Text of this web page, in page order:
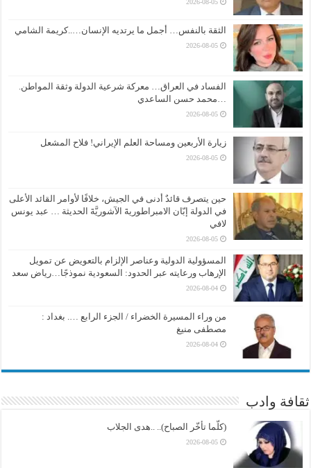
الثقة بالنفس… أجمل ما يرتديه الإنسان…..كريمة الشامي
2026-08-05
الفساد في العراق… معركة شرعية الدولة وثقة المواطن.
…محمد حسن الساعدي
2026-08-05
زيارة الأربعين ومساحة العلم الإيراني! فلاح المشعل
2026-08-05
حين يتصرف قائدٌ أدنى في الجيش، خلافًا لأوامر القائد الأعلى
في الدولة إبّان الامبراطوريةَ الآشوريَّةَ الحديثة … عبد يونس
لافي
2026-08-05
المسؤولية الدولية وعناصر الإلزام بالتعويض عن تمويل
الإرهاب ورعايته عبر الحدود: السعودية نموذجًا…رياض سعد
2026-08-04
من وراء المسيرة الخضراء / الجزء الرابع …. بغداد :
مصطفى منيغ
2026-08-04
ثقافة وادب
(كلّما تأخّر الصباح).. ..هدى الجلاب
2026-08-05